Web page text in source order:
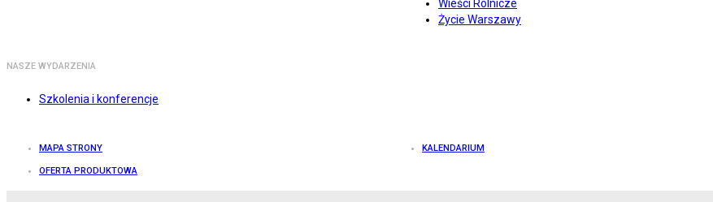
Wieści Rolnicze
Życie Warszawy
NASZE WYDARZENIA
Szkolenia i konferencje
MAPA STRONY KALENDARIUM
OFERTA PRODUKTOWA